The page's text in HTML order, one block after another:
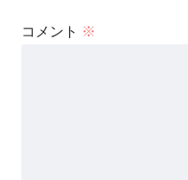
コメント ※